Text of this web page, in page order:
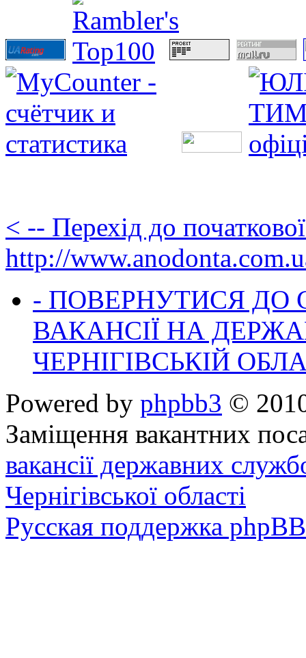
< -- Перехід до
http://
- ПОВЕРНУТИСЯ ДО
ВАКАНСІЇ НА
ЧЕРНІГІВСЬКІЙ
Powered by phpbb3 ©
Заміщення вакантних
вакансії державних
Чернігівської області
Русская поддержка phpBB